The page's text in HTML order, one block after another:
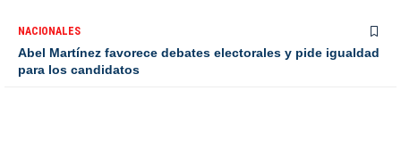
NACIONALES
Abel Martínez favorece debates electorales y pide igualdad
para los candidatos